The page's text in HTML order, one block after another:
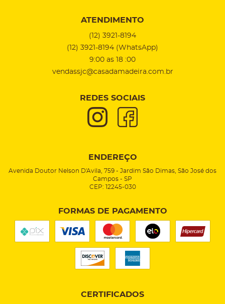
ATENDIMENTO
(12) 3921-8194
(12) 3921-8194 (WhatsApp)
9:00 as 18 :00
vendassjc@casadamadeira.com.br
REDES SOCIAIS
ENDEREÇO
Avenida Doutor Nelson D'Avila, 759 - Jardim São Dimas, São José dos
Campos - SP
CEP: 12245-030
FORMAS DE PAGAMENTO
CERTIFICADOS